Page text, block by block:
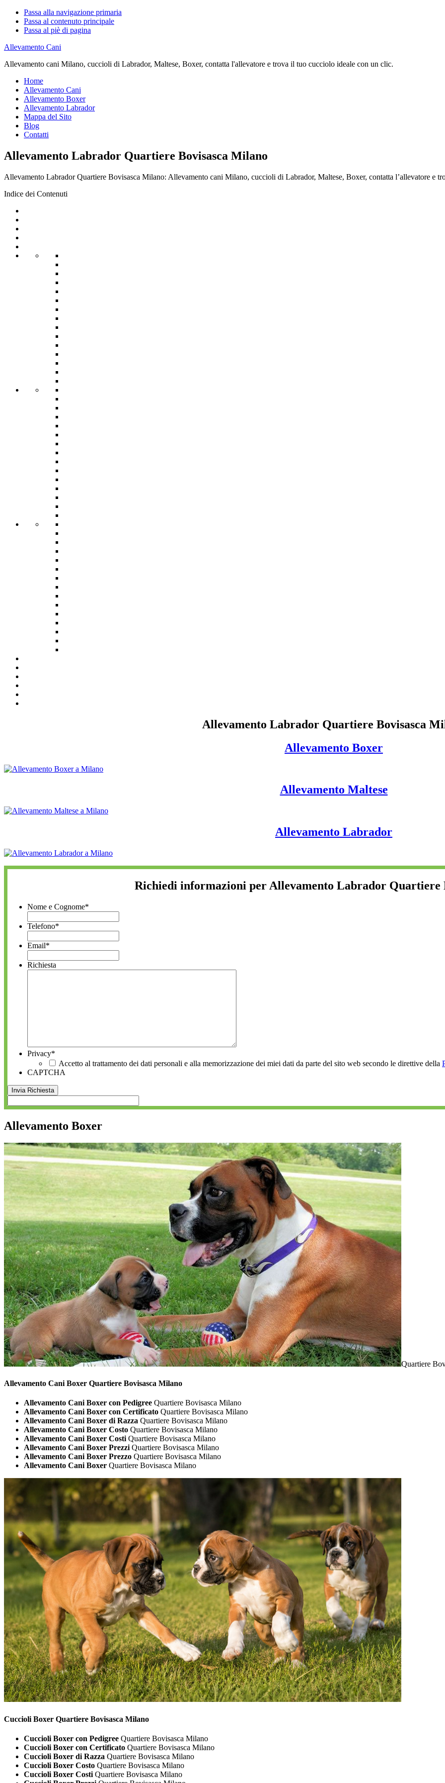
Passa alla navigazione primaria
Passa al contenuto principale
Passa al piè di pagina
Allevamento Cani
Allevamento cani Milano, cuccioli di Labrador, Maltese, Boxer, contatta l'allevatore e trova il tuo cucciolo ideale con un clic.
Home
Allevamento Cani
Allevamento Boxer
Allevamento Labrador
Mappa del Sito
Blog
Contatti
Allevamento Labrador Quartiere Bovisasca Milano
Allevamento Labrador Quartiere Bovisasca Milano: Allevamento cani Milano, cuccioli di Labrador, Maltese, Boxer, contatta l’allevatore e
Indice dei Contenuti
Allevamento Labrador Quartiere Bovisasca
Allevamento Boxer
Allevamento Maltese
Allevamento Labrador
Richiedi informazioni per Allevamento Labrador Quartiere
Nome e Cognome*
Telefono*
Email*
Richiesta
Privacy*
Accetto al trattamento dei dati personali e alla memorizzazione dei miei dati da parte del sito web secondo le direttive della
CAPTCHA
Allevamento Boxer
Quartiere
Allevamento Cani Boxer Quartiere Bovisasca Milano
Allevamento Cani Boxer con Pedigree Quartiere Bovisasca Milano
Allevamento Cani Boxer con Certificato Quartiere Bovisasca Milano
Allevamento Cani Boxer di Razza Quartiere Bovisasca Milano
Allevamento Cani Boxer Costo Quartiere Bovisasca Milano
Allevamento Cani Boxer Costi Quartiere Bovisasca Milano
Allevamento Cani Boxer Prezzi Quartiere Bovisasca Milano
Allevamento Cani Boxer Prezzo Quartiere Bovisasca Milano
Allevamento Cani Boxer Quartiere Bovisasca Milano
Cuccioli Boxer Quartiere Bovisasca Milano
Cuccioli Boxer con Pedigree Quartiere Bovisasca Milano
Cuccioli Boxer con Certificato Quartiere Bovisasca Milano
Cuccioli Boxer di Razza Quartiere Bovisasca Milano
Cuccioli Boxer Costo Quartiere Bovisasca Milano
Cuccioli Boxer Costi Quartiere Bovisasca Milano